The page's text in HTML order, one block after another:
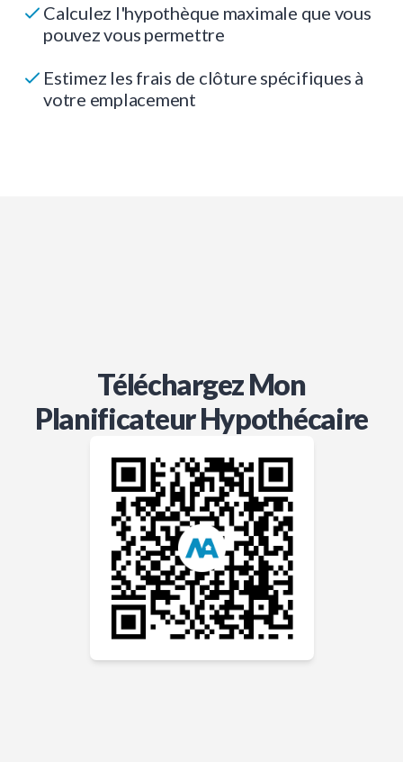
Calculez l'hypothèque maximale que vous
pouvez vous permettre
Estimez les frais de clôture spécifiques à
votre emplacement
Téléchargez Mon
Planificateur Hypothécaire